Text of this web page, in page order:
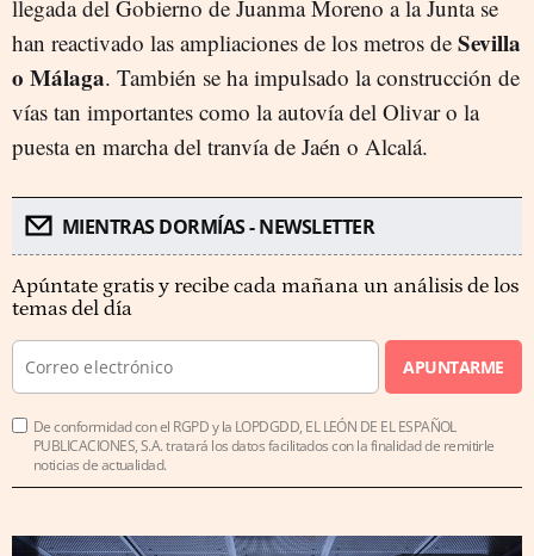
llegada del Gobierno de Juanma Moreno a la Junta se
han reactivado las ampliaciones de los metros de Sevilla
o Málaga. También se ha impulsado la construcción de
vías tan importantes como la autovía del Olivar o la
puesta en marcha del tranvía de Jaén o Alcalá.
MIENTRAS DORMÍAS - NEWSLETTER
Apúntate gratis y recibe cada mañana un análisis de los
temas del día
APUNTARME
De conformidad con el RGPD y la LOPDGDD, EL LEÓN DE EL ESPAÑOL
PUBLICACIONES, S.A. tratará los datos facilitados con la finalidad de remitirle
noticias de actualidad.